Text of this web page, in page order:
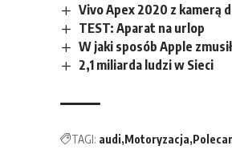
Vivo Apex 2020 z kamerą
TEST: Aparat na urlop
W jaki sposób Apple
2,1 miliarda ludzi w Sieci
TAGI: audi Motoryzacja